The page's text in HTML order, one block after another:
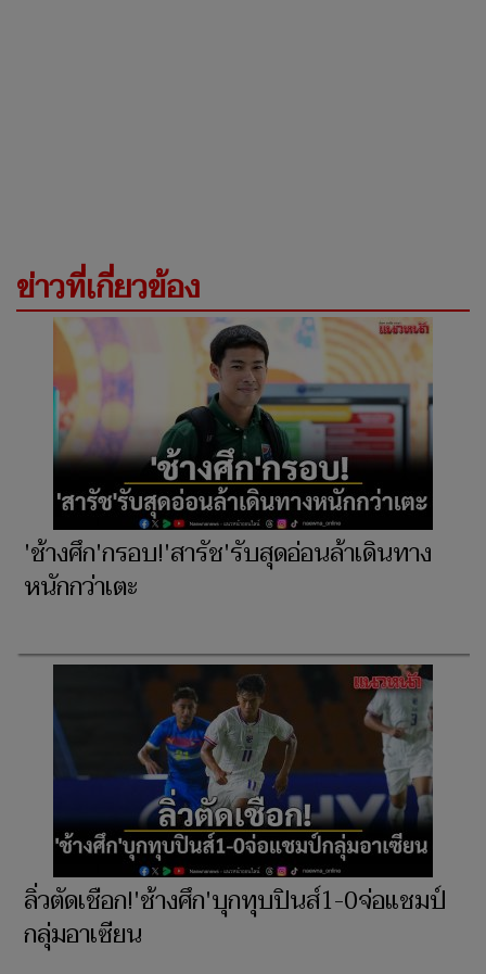
ข่าวที่เกี่ยวข้อง
'ช้างศึก'กรอบ!'สารัช'รับสุดอ่อนล้าเดินทาง
หนักกว่าเตะ
ลิ่วตัดเชือก!'ช้างศึก'บุกทุบปินส์1-0จ่อแชมป์
กลุ่มอาเซียน